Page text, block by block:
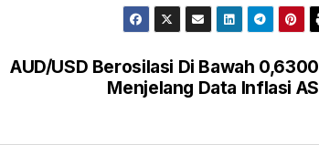
AUD/USD Berosilasi Di Bawah 0,6300
Menjelang Data Inflasi AS